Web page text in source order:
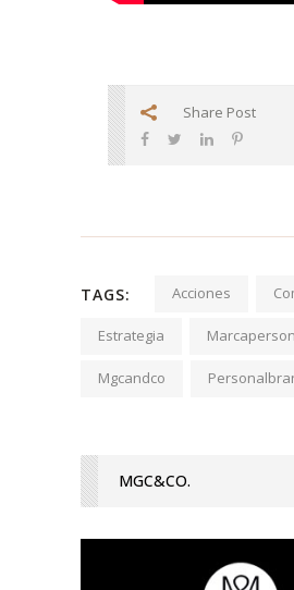
Share Post
TAGS: Acciones
Estrategia
Mgcandco
MGC&CO.